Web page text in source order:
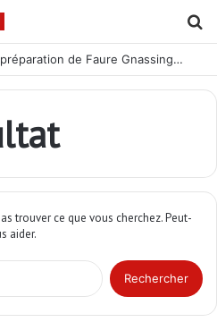
Nouveau subterfuge en préparation de Faure Gnassingbé pour ne jamais partir ; les Togolais disent non et sont vent debout
trouver ce que vous cherchez. Peut-
aider.